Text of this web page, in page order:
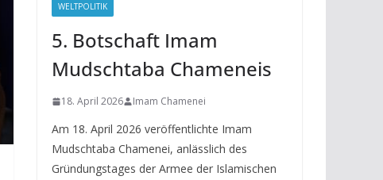
WELTPOLITIK
5. Botschaft Imam
Mudschtaba Chameneis
18. April 2026 Imam Chamenei
Am 18. April 2026 veröffentlichte Imam
Mudschtaba Chamenei, anlässlich des
Gründungstages der Armee der Islamischen